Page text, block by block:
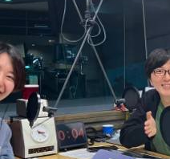
お知らせ
イベント・グッズ
YouTube
会社情報